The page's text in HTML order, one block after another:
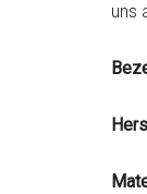
uns